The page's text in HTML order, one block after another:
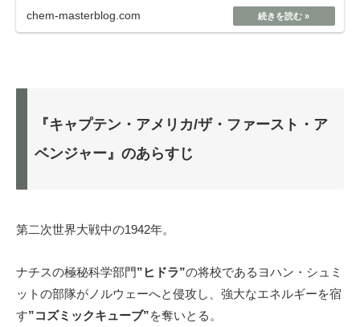
chem-masterblog.com
『キャプテン・アメリカ/ザ・ファースト・ア
ベンジャー』のあらすじ
第二次世界大戦中の1942年。
ナチスの極秘科学部門”ヒドラ”の将校であるヨハン・シュミ
ットの部隊がノルウェーへと侵攻し、強大なエネルギーを宿
す”コズミックキューブ”を奪いとる。